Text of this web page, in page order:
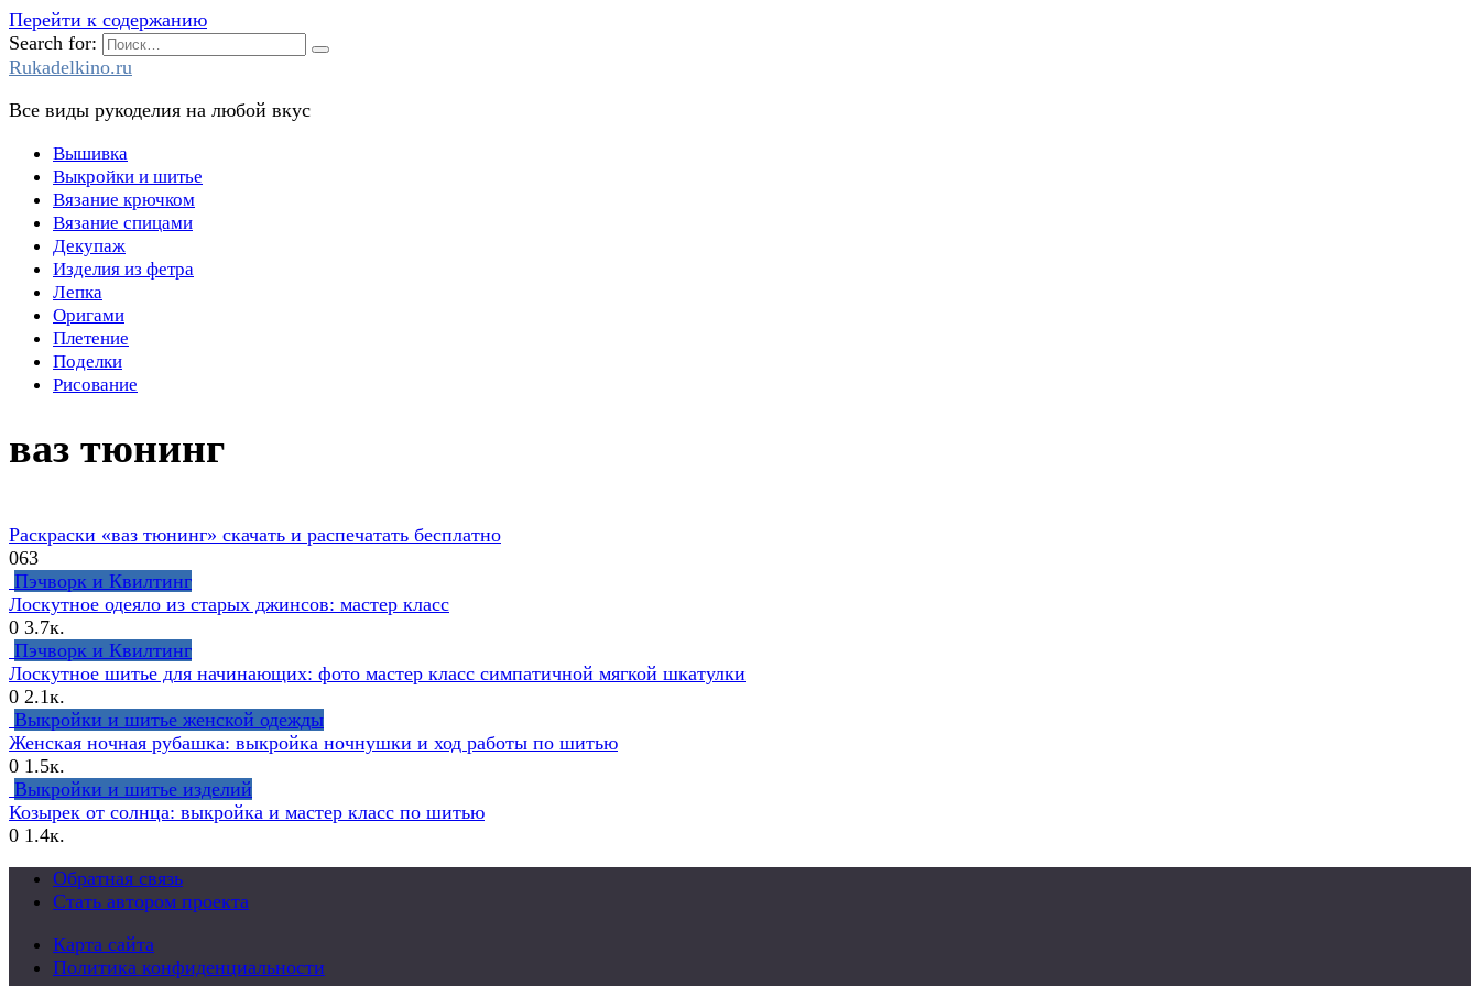
Перейти к содержанию
Search for:
Rukadelkino.ru
Все виды рукоделия на любой вкус
Вышивка
Выкройки и шитье
Вязание крючком
Вязание спицами
Декупаж
Изделия из фетра
Лепка
Оригами
Плетение
Поделки
Рисование
ваз тюнинг
Раскраски «ваз тюнинг» скачать и распечатать бесплатно
063
Пэчворк и Квилтинг
Лоскутное одеяло из старых джинсов: мастер класс
0 3.7к.
Пэчворк и Квилтинг
Лоскутное шитье для начинающих: фото мастер класс симпатичной мягкой шкатулки
0 2.1к.
Выкройки и шитье женской одежды
Женская ночная рубашка: выкройка ночнушки и ход работы по шитью
0 1.5к.
Выкройки и шитье изделий
Козырек от солнца: выкройка и мастер класс по шитью
0 1.4к.
Обратная связь
Стать автором проекта
Карта сайта
Политика конфиденциальности